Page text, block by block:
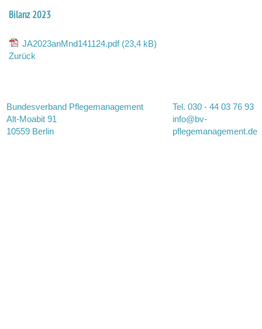
Bilanz 2023
JA2023anMnd141124.pdf (23,4 kB)
Zurück
Bundesverband Pflegemanagement
Alt-Moabit 91
10559 Berlin
Tel. 030 - 44 03 76 93
info@bv-
pflegemanagement.de